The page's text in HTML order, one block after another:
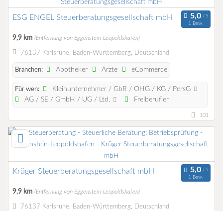
ESG ENGEL Steuerberatungsgesellschaft mbH
1 Bew.
9,9 km (Entfernung von Eggenstein-Leopoldshafen)
76137 Karlsruhe, Baden-Württemberg, Deutschland
Branchen: Apotheker Ärzte eCommerce
Für wen:
Kleinunternehmer / GbR / OHG / KG / PersG
AG / SE / GmbH / UG / Ltd.
Freiberufler
101
Krüger Steuerberatungsgesellschaft mbH
1 Bew.
9,9 km (Entfernung von Eggenstein-Leopoldshafen)
76137 Karlsruhe, Baden-Württemberg, Deutschland